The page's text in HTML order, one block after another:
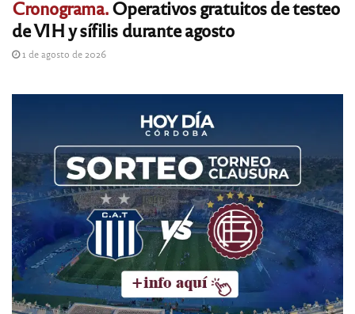
Cronograma.Operativos gratuitos de testeo
de VIH y sífilis durante agosto
1 de agosto de 2026